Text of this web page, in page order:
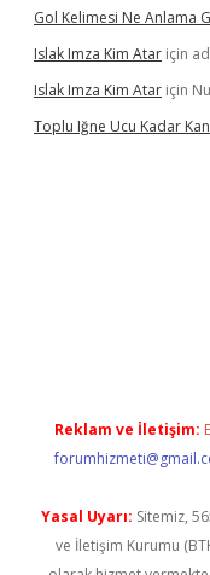
Gol Kelimesi Ne Anlama
Islak Imza Kim Atar için
Islak Imza Kim Atar için
Toplu Iğne Ucu Kadar
Reklam ve İletişim:
Yasal Uyarı: Sitemiz,
ve İletişim Kurumu